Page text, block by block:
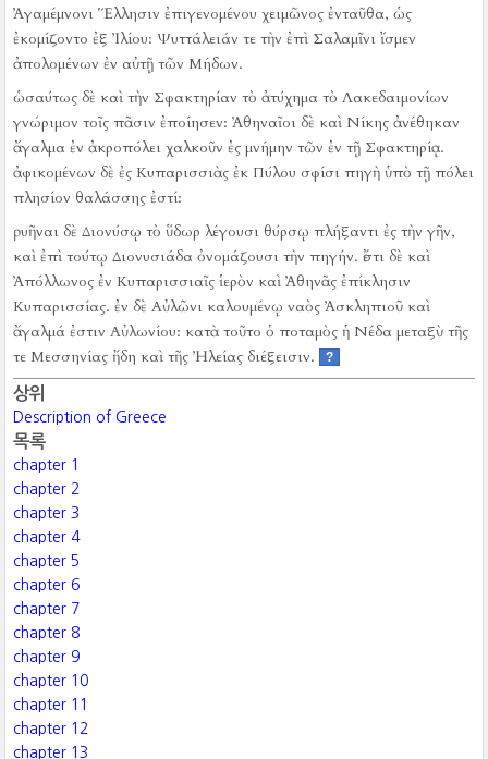
Ἀγαμέμνονι Ἕλλησιν ἐπιγενομένου χειμῶνος ἐνταῦθα, ὡς
ἐκομίζοντο ἐξ Ἰλίου: Ψυττάλειάν τε τὴν ἐπὶ Σαλαμῖνι ἴσμεν
ἀπολομένων ἐν αὐτῇ τῶν Μήδων.
ὡσαύτως δὲ καὶ τὴν Σφακτηρίαν τὸ ἀτύχημα τὸ Λακεδαιμονίων
γνώριμον τοῖς πᾶσιν ἐποίησεν: Ἀθηναῖοι δὲ καὶ Νίκης ἀνέθηκαν
ἄγαλμα ἐν ἀκροπόλει χαλκοῦν ἐς μνήμην τῶν ἐν τῇ Σφακτηρίᾳ.
ἀφικομένων δὲ ἐς Κυπαρισσιὰς ἐκ Πύλου σφίσι πηγὴ ὑπὸ τῇ πόλει
πλησίον θαλάσσης ἐστί:
ῥυῆναι δὲ Διονύσῳ τὸ ὕδωρ λέγουσι θύρσῳ πλήξαντι ἐς τὴν γῆν,
καὶ ἐπὶ τούτῳ Διονυσιάδα ὀνομάζουσι τὴν πηγήν. ἔστι δὲ καὶ
Ἀπόλλωνος ἐν Κυπαρισσιαῖς ἱερὸν καὶ Ἀθηνᾶς ἐπίκλησιν
Κυπαρισσίας. ἐν δὲ Αὐλῶνι καλουμένῳ ναὸς Ἀσκληπιοῦ καὶ
ἄγαλμά ἐστιν Αὐλωνίου: κατὰ τοῦτο ὁ ποταμὸς ἡ Νέδα μεταξὺ τῆς
τε Μεσσηνίας ἤδη καὶ τῆς Ἠλείας διέξεισιν.
?
상위
Description of Greece
목록
chapter 1
chapter 2
chapter 3
chapter 4
chapter 5
chapter 6
chapter 7
chapter 8
chapter 9
chapter 10
chapter 11
chapter 12
chapter 13